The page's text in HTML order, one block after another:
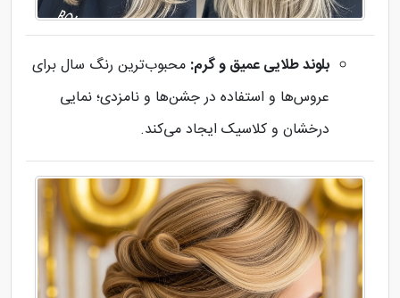
بلوند طلایی عمیق و گرم: محبوب‌ترین رنگ سال برای
عروس‌ها و استفاده در جشن‌ها و نامزدی؛ نمایی
درخشان و کلاسیک ایجاد می‌کند.